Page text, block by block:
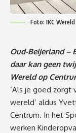
Foto: IKC
Oud-Beijerland –
daar kan geen
Wereld op
‘Als je goed zorgt
wereld’ aldus
Centrum. In het
werken